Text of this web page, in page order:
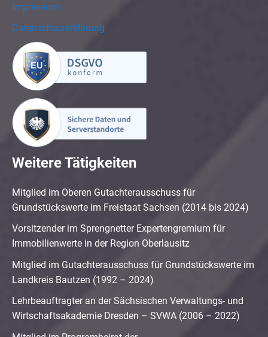
Impressum
Datenschutzerklärung
Weitere Tätigkeiten
Mitglied im Oberen Gutachterausschuss für
Grundstückswerte im Freistaat Sachsen (2014 bis 2024)
Vorsitzender im Sprengnetter Expertengremium für
Immobilienwerte in der Region Oberlausitz
Mitglied im Gutachterausschuss für Grundstückswerte im
Landkreis Bautzen (1992 – 2024)
Lehrbeauftragter an der Sächsischen Verwaltungs- und
Wirtschaftsakademie Dresden – SVWA (2006 – 2022)